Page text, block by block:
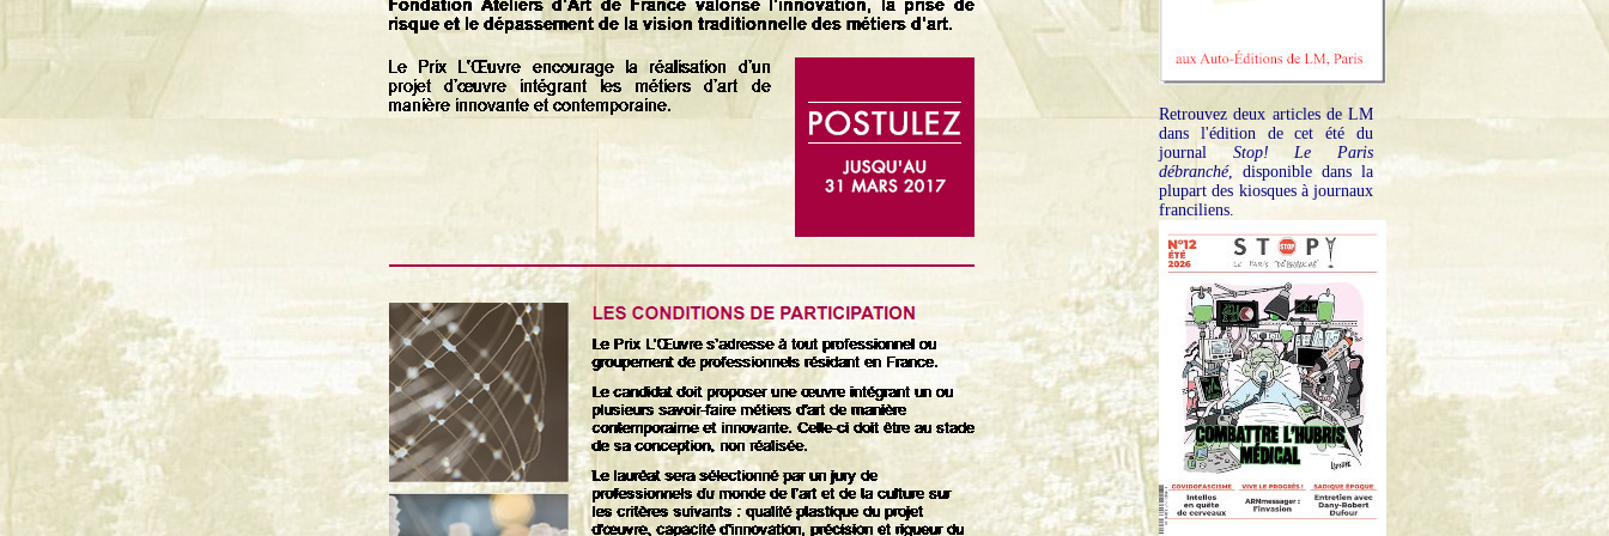
Retrouvez deux articles de LM
dans l'édition de cet été du
journal Stop! Le Paris
débranché, disponible dans la
plupart des kiosques à journaux
franciliens.